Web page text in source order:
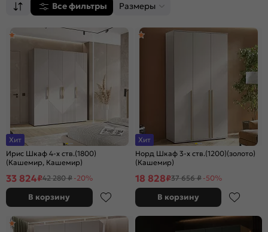
Все фильтры Размеры
Хит
Ирис Шкаф 4-х ств.(1800)
(Кашемир, Кашемир)
33 824₽42 280 ₽ -20%
В корзину
Хит
Норд Шкаф 3-х ств.(1200)(золото)
(Кашемир)
18 828₽37 656 ₽ -50%
В корзину